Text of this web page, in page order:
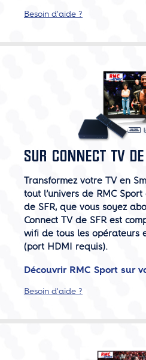
Besoin d'aide ?
SUR CONNECT TV
Transformez votre TV en
tout l’univers de RMC
de SFR, que vous soyez
Connect TV de SFR est
wifi de tous les opérateurs
(port HDMI requis).
Découvrir RMC Sport sur
Besoin d'aide ?